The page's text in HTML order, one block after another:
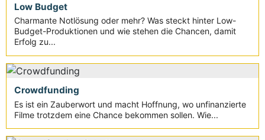
Low Budget
Charmante Notlösung oder mehr? Was steckt hinter Low-
Budget-Produktionen und wie stehen die Chancen, damit
Erfolg zu...
Crowdfunding
Es ist ein Zauberwort und macht Hoffnung, wo unfinanzierte
Filme trotzdem eine Chance bekommen sollen. Wie...